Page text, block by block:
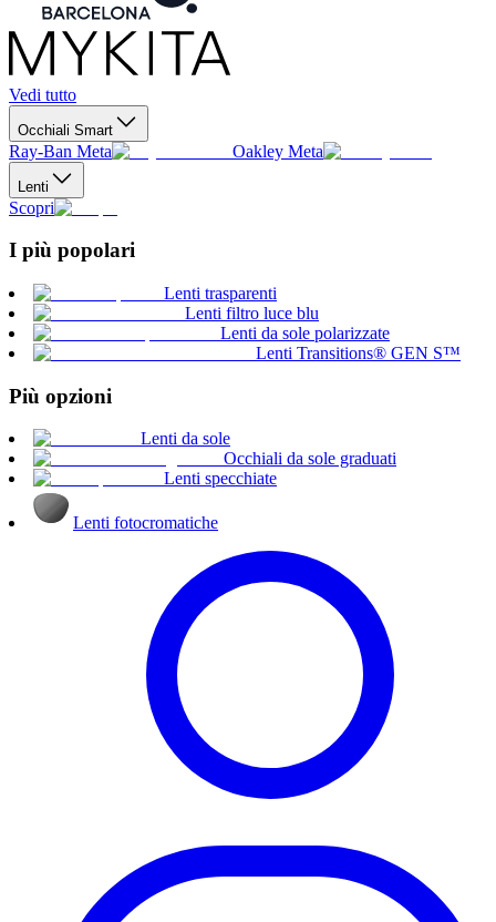
Vedi tutto
Occhiali Smart
Ray-Ban Meta Oakley Meta
Lenti
Scopri
I più popolari
Lenti trasparenti
Lenti filtro luce blu
Lenti da sole polarizzate
Lenti Transitions® GEN S™
Più opzioni
Lenti da sole
Occhiali da sole graduati
Lenti specchiate
Lenti fotocromatiche